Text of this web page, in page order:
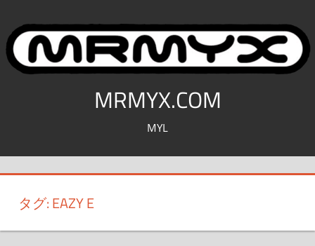
テ
ッ
MRMYX.COM
MYL
タグ:EAZY E